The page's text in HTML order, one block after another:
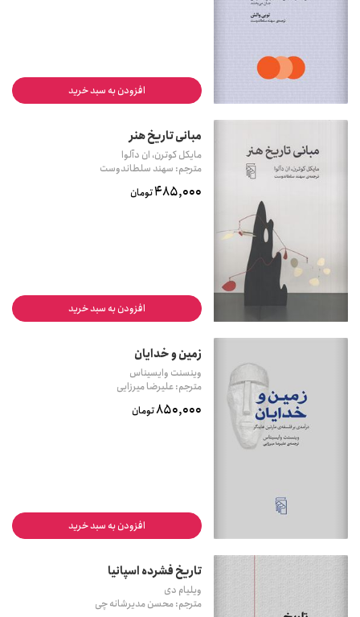
افزودن به سبد خرید
مبانی تاریخ هنر
مایکل کوترن، ان دآلوا
مترجم: سهند سلطاندوست
485,000تومان
افزودن به سبد خرید
زمین و خدایان
وینسنت وایسیناس
مترجم: علیرضا میرزایی
850,000تومان
افزودن به سبد خرید
تاریخ فشرده اسپانیا
ویلیام دی
مترجم: محسن مدیرشانه چی